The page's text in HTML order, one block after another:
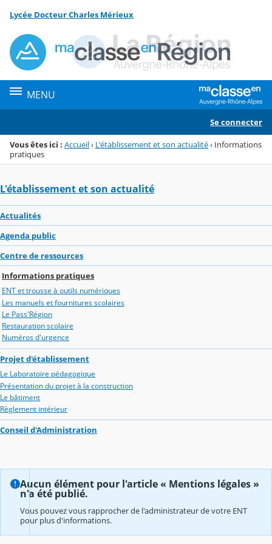
Menu de la rubrique
Contenu
Lycée Docteur Charles Mérieux
MENU
Se connecter
Vous êtes ici : Accueil› L'établissement et son actualité› Informations
pratiques
L'établissement et son actualité
Actualités
Agenda public
Centre de ressources
Informations pratiques
ENT et trousse à outils numériques
Les manuels et fournitures scolaires
Le Pass'Région
Restauration scolaire
Numéros d'urgence
Projet d'établissement
Le Laboratoire pédagogique
Présentation du projet à la construction
Le bâtiment
Règlement intérieur
Conseil d'Administration
Aucun élément pour l'article « Mentions légales »
n'a été publié.
Vous pouvez vous rapprocher de l'administrateur de votre ENT
pour plus d'informations.